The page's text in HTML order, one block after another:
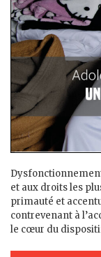
et aux droits les
primauté et
contrevenant à
le cœur du